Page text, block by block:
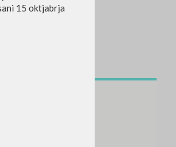
15 oktjabrja